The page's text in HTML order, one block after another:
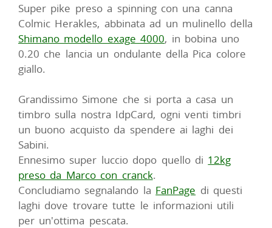
Super pike preso a spinning con una canna
Colmic Herakles, abbinata ad un mulinello della
Shimano modello exage 4000, in bobina uno
0.20 che lancia un ondulante della Pica colore
giallo.
Grandissimo Simone che si porta a casa un
timbro sulla nostra IdpCard, ogni venti timbri
un buono acquisto da spendere ai laghi dei
Sabini.
Ennesimo super luccio dopo quello di 12kg
preso da Marco con cranck.
Concludiamo segnalando la FanPage di questi
laghi dove trovare tutte le informazioni utili
per un'ottima pescata.